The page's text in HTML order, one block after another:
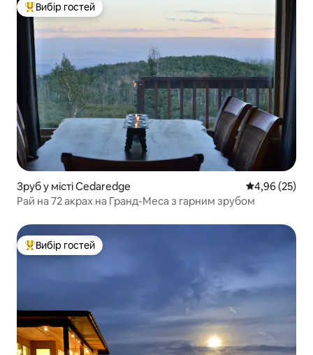
Топ вибір гостей
Вибір гостей
Зруб у місті Cedaredge Середня
4,96 (25)
Рай на 72 акрах на Гранд-Меса з гарним зрубом
Топ вибір гостей
Вибір гостей